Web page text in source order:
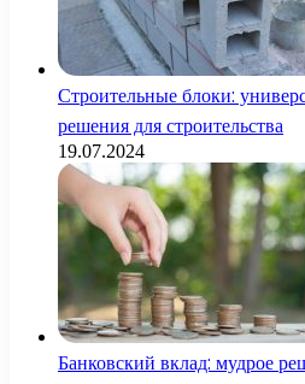
Строительные блоки:
решения для строительства
19.07.2024
Банковский вклад: мудрое